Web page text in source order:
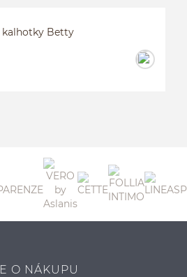
kalhotky Betty
O NÁKUPU